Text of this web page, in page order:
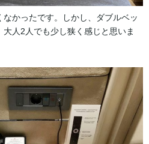
かったです。しかし、ダブルベッ
大人2人でも少し狭く感じと思いま